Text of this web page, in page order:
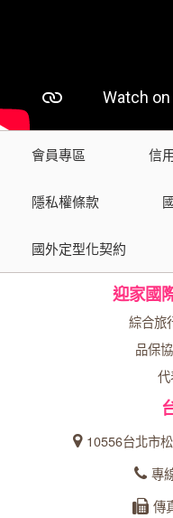
會員專區 信
隱私權條款
國外定型化契約
迎家國
綜合旅
品保
10556台北市
專
傳